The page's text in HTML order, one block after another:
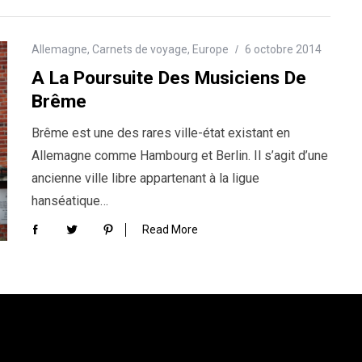
Allemagne, Carnets de voyage, Europe 6 octobre 2014
A La Poursuite Des Musiciens De
Brême
Brême est une des rares ville-état existant en
Allemagne comme Hambourg et Berlin. Il s’agit d’une
ancienne ville libre appartenant à la ligue
hanséatique…
Read More